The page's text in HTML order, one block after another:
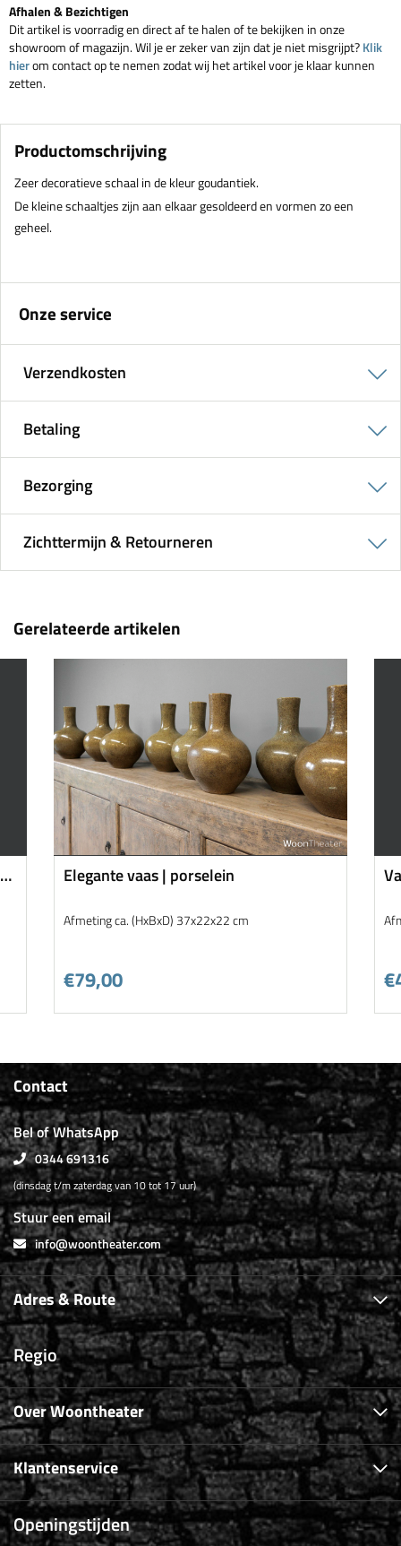
Afhalen & Bezichtigen
Dit artikel is voorradig en direct af te halen of te bekijken in onze
showroom of magazijn. Wil je er zeker van zijn dat je niet misgrijpt?Klik
hierom contact op te nemen zodat wij het artikel voor je klaar kunnen
zetten.
Productomschrijving
Zeer decoratieve schaal in de kleur goudantiek.
De kleine schaaltjes zijn aan elkaar gesoldeerd en vormen zo een
geheel.
Onze service
Verzendkosten
Betaling
Bezorging
Zichttermijn & Retourneren
Gerelateerde artikelen
Elegante vaas | porselein
Afmeting ca. (HxBxD) 37x22x22 cm
€79,00
Contact
Bel of WhatsApp
0344 691316
(dinsdag t/m zaterdag van 10 tot 17 uur)
Stuur een email
info@woontheater.com
Adres & Route
Regio
Over Woontheater
Klantenservice
Openingstijden